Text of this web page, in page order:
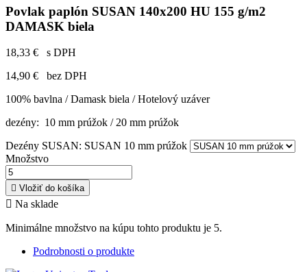
Povlak paplón SUSAN 140x200 HU 155 g/m2
DAMASK biela
18,33 €
s DPH
14,90 €
bez DPH
100% bavlna / Damask biela / Hotelový uzáver
dezény: 10 mm prúžok / 20 mm prúžok
Dezény SUSAN: SUSAN 10 mm prúžok
Množstvo
 Vložiť do košíka
 Na sklade
Minimálne množstvo na kúpu tohto produktu je 5.
Podrobnosti o produkte